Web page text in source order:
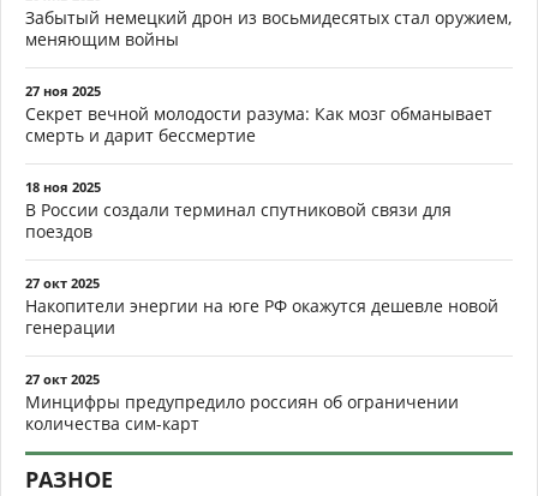
Забытый немецкий дрон из восьмидесятых стал оружием,
меняющим войны
27 ноя 2025
Секрет вечной молодости разума: Как мозг обманывает
смерть и дарит бессмертие
18 ноя 2025
В России создали терминал спутниковой связи для
поездов
27 окт 2025
Накопители энергии на юге РФ окажутся дешевле новой
генерации
27 окт 2025
Минцифры предупредило россиян об ограничении
количества сим-карт
РАЗНОЕ